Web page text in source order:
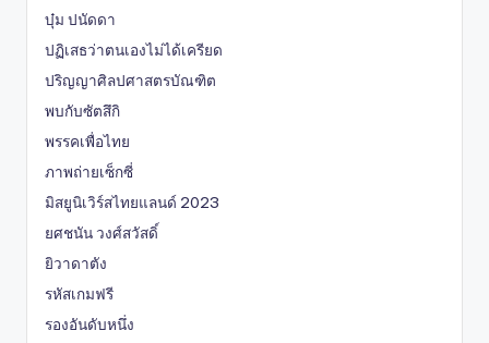
บุ๋ม ปนัดดา
ปฏิเสธว่าตนเองไม่ได้เครียด
ปริญญาศิลปศาสตรบัณฑิต
พบกับซัตสึกิ
พรรคเพื่อไทย
ภาพถ่ายเซ็กซี่
มิสยูนิเวิร์สไทยแลนด์ 2023
ยศชนัน วงศ์สวัสดิ์
ยิวาดาตัง
รหัสเกมฟรี
รองอันดับหนึ่ง